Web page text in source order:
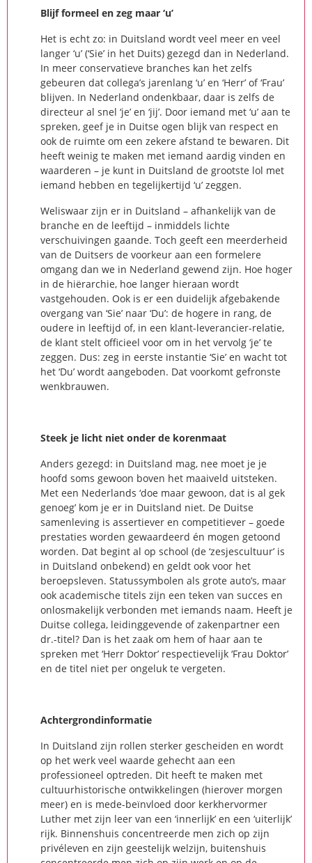
Blijf formeel en zeg maar ‘u’
Het is echt zo: in Duitsland wordt veel meer en veel
langer ‘u’ (‘Sie’ in het Duits) gezegd dan in Nederland.
In meer conservatieve branches kan het zelfs
gebeuren dat collega’s jarenlang ‘u’ en ‘Herr’ of ‘Frau’
blijven. In Nederland ondenkbaar, daar is zelfs de
directeur al snel ‘je’ en ‘jij’. Door iemand met ‘u’ aan te
spreken, geef je in Duitse ogen blijk van respect en
ook de ruimte om een zekere afstand te bewaren. Dit
heeft weinig te maken met iemand aardig vinden en
waarderen – je kunt in Duitsland de grootste lol met
iemand hebben en tegelijkertijd ‘u’ zeggen.
Weliswaar zijn er in Duitsland – afhankelijk van de
branche en de leeftijd – inmiddels lichte
verschuivingen gaande. Toch geeft een meerderheid
van de Duitsers de voorkeur aan een formelere
omgang dan we in Nederland gewend zijn. Hoe hoger
in de hiërarchie, hoe langer hieraan wordt
vastgehouden. Ook is er een duidelijk afgebakende
overgang van ‘Sie’ naar ‘Du’: de hogere in rang, de
oudere in leeftijd of, in een klant-leverancier-relatie,
de klant stelt officieel voor om in het vervolg ‘je’ te
zeggen. Dus: zeg in eerste instantie ‘Sie’ en wacht tot
het ‘Du’ wordt aangeboden. Dat voorkomt gefronste
wenkbrauwen.
Steek je licht niet onder de korenmaat
Anders gezegd: in Duitsland mag, nee moet je je
hoofd soms gewoon boven het maaiveld uitsteken.
Met een Nederlands ‘doe maar gewoon, dat is al gek
genoeg’ kom je er in Duitsland niet. De Duitse
samenleving is assertiever en competitiever – goede
prestaties worden gewaardeerd én mogen getoond
worden. Dat begint al op school (de ‘zesjescultuur’ is
in Duitsland onbekend) en geldt ook voor het
beroepsleven. Statussymbolen als grote auto’s, maar
ook academische titels zijn een teken van succes en
onlosmakelijk verbonden met iemands naam. Heeft je
Duitse collega, leidinggevende of zakenpartner een
dr.-titel? Dan is het zaak om hem of haar aan te
spreken met ‘Herr Doktor’ respectievelijk ‘Frau Doktor’
en de titel niet per ongeluk te vergeten.
Achtergrondinformatie
In Duitsland zijn rollen sterker gescheiden en wordt
op het werk veel waarde gehecht aan een
professioneel optreden. Dit heeft te maken met
cultuurhistorische ontwikkelingen (hierover morgen
meer) en is mede-beïnvloed door kerkhervormer
Luther met zijn leer van een ‘innerlijk’ en een ‘uiterlijk’
rijk. Binnenshuis concentreerde men zich op zijn
privéleven en zijn geestelijk welzijn, buitenshuis